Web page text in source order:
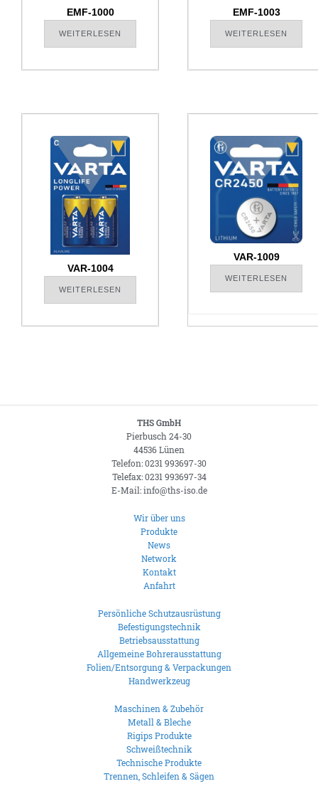
EMF-1000
WEITERLESEN
EMF-1003
WEITERLESEN
VAR-1004
WEITERLESEN
VAR-1009
WEITERLESEN
THS GmbH
Pierbusch 24-30
44536 Lünen
Telefon: 0231 993697-30
Telefax: 0231 993697-34
E-Mail: info@ths-iso.de
Wir über uns
Produkte
News
Network
Kontakt
Anfahrt
Persönliche Schutzausrüstung
Befestigungstechnik
Betriebsausstattung
Allgemeine Bohrerausstattung
Folien/Entsorgung & Verpackungen
Handwerkzeug
Maschinen & Zubehör
Metall & Bleche
Rigips Produkte
Schweißtechnik
Technische Produkte
Trennen, Schleifen & Sägen